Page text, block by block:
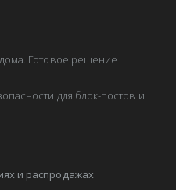
Готовое решение
для блок-постов и
и распродажах